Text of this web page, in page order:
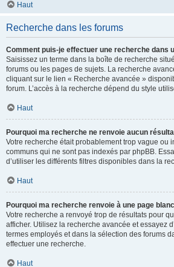
Haut
Recherche dans les forums
Comment puis-je effectuer une recherche dans
Saisissez un terme dans la boîte de recherche
forums ou les pages de sujets. La recherche
cliquant sur le lien « Recherche avancée »
forum. L’accès à la recherche dépend du style
Haut
Pourquoi ma recherche ne renvoie aucun
Votre recherche était probablement trop vague ou
communs qui ne sont pas indexés par phpBB.
d’utiliser les différents filtres disponibles dans la
Haut
Pourquoi ma recherche renvoie à une page
Votre recherche a renvoyé trop de résultats pour
afficher. Utilisez la recherche avancée et essayez
termes employés et dans la sélection des forums
effectuer une recherche.
Haut